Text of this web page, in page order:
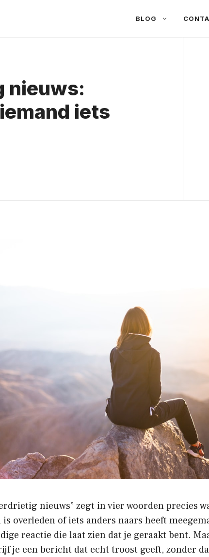
BLOG
nieuws:
iets
nieuws” zegt in vier woorden precies
overleden of iets anders naars heeft
reactie die laat zien dat je geraakt bent.
je een bericht dat echt troost geeft, zonder